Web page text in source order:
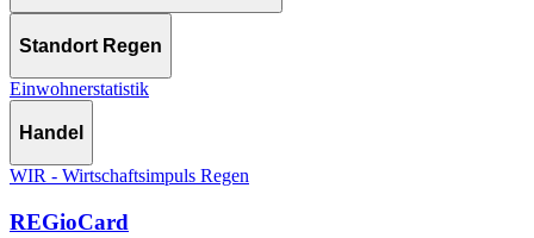
Standort Regen
Einwohnerstatistik
Handel
WIR - Wirtschaftsimpuls Regen
REGioCard